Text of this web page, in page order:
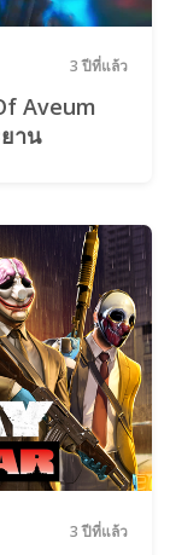
3 ปีที่แล้ว
Aveum
าน
3 ปีที่แล้ว